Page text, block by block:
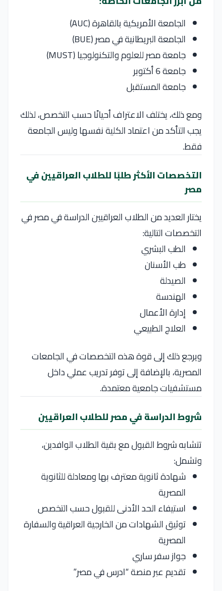
الجامعة الأمريكية بالقاهرة (AUC)
الجامعة البريطانية في مصر (BUE)
جامعة مصر للعلوم والتكنولوجيا (MUST)
جامعة 6 أكتوبر
جامعة المستقبل
ومع ذلك، يختلف الاعتراف أحيانًا حسب التخصص، لذلك
يجب التأكد من اعتماد الكلية نفسها وليس الجامعة
فقط.
التخصصات الأكثر طلبًا للطلاب العراقيين في
مصر
يختار العديد من الطلاب العراقيين الدراسة في مصر في
التخصصات التالية:
الطب البشري
طب الأسنان
الصيدلة
الهندسة
إدارة الأعمال
العلاج الطبيعي
ويرجع ذلك إلى قوة هذه التخصصات في الجامعات
المصرية، بالإضافة إلى توفر تدريب عملي داخل
مستشفيات جامعية معتمدة.
شروط الدراسة في مصر للطلاب العراقيين
تتشابه شروط القبول مع بقية الطلاب الوافدين،
وتشمل:
شهادة ثانوية معترف بها ومعادلة للثانوية
المصرية
استيفاء الحد الأدنى للقبول حسب التخصص
توثيق الشهادات من الخارجية العراقية والسفارة
المصرية
جواز سفر ساري
تقديم عبر منصة “ادرس في مصر”